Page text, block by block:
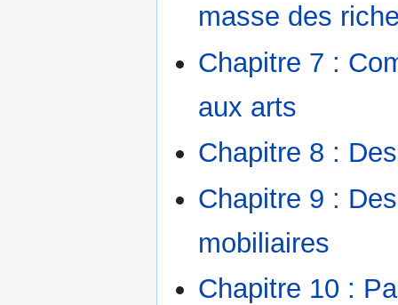
masse des
Chapitre 7 :
aux arts
Chapitre 8 :
Chapitre 9 :
mobiliaires
Chapitre 10 :